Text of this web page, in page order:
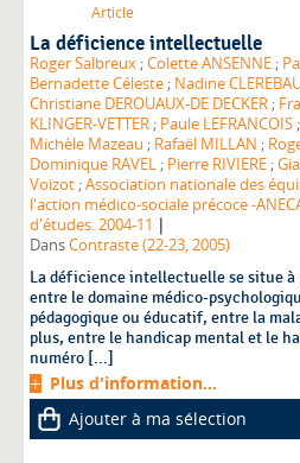
Article
La déficience intellectuelle
Roger Salbreux ;Colette ANSENNE ;
Bernadette Céleste ; Nadine
Christiane DEROUAUX-DE DECKER ;
KLINGER-VETTER ; Paule LEFRANCOIS ;
Michèle Mazeau ; Rafaël MILLAN ;
Dominique RAVEL ; Pierre RIVIERE ;
Voizot ;Association nationale des
l'action médico-sociale précoce -
d'études. 2004-11 |
DansContraste (22-23, 2005)
La déficience intellectuelle se situe à plusieurs carrefours :
entre le domaine médico-
pédagogique ou éducatif, entre la
plus, entre le handicap mental et le
numéro [...]
Plus d'information...
Ajouter à ma sélection